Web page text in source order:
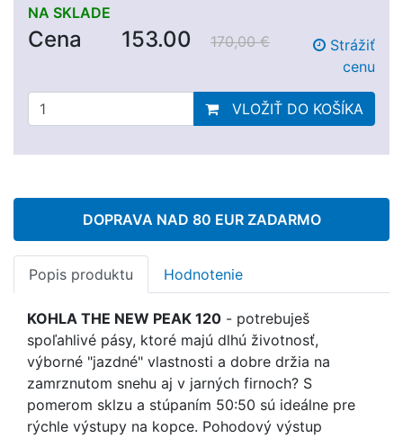
NA SKLADE
Cena 153.00 170,00 €
Strážiť
cenu
VLOŽIŤ DO KOŠÍKA
DOPRAVA NAD 80 EUR ZADARMO
Popis produktu Hodnotenie
KOHLA THE NEW PEAK 120 - potrebuješ
spoľahlivé pásy, ktoré majú dlhú životnosť,
výborné "jazdné" vlastnosti a dobre držia na
zamrznutom snehu aj v jarných firnoch? S
pomerom sklzu a stúpaním 50:50 sú ideálne pre
rýchle výstupy na kopce. Pohodový výstup